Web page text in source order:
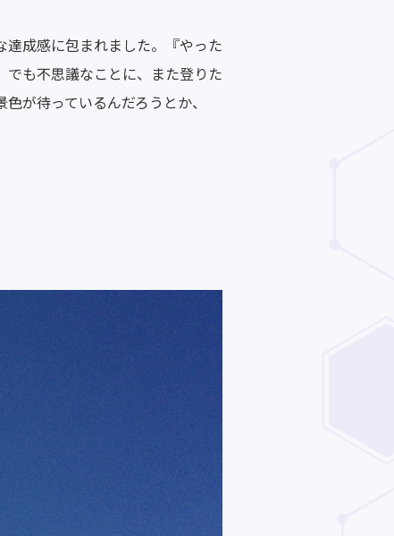
達成感に包まれました。『やった
も不思議なことに、また登りた
が待っているんだろうとか、